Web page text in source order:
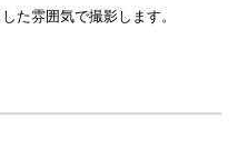
た雰囲気で撮影します。